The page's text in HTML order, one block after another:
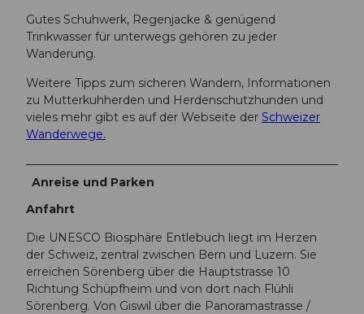
Gutes Schuhwerk, Regenjacke & genügend
Trinkwasser für unterwegs gehören zu jeder
Wanderung.
Weitere Tipps zum sicheren Wandern, Informationen
zu Mutterkuhherden und Herdenschutzhunden und
vieles mehr gibt es auf der Webseite der Schweizer
Wanderwege.
Anreise und Parken
Anfahrt
Die UNESCO Biosphäre Entlebuch liegt im Herzen
der Schweiz, zentral zwischen Bern und Luzern. Sie
erreichen Sörenberg über die Hauptstrasse 10
Richtung Schüpfheim und von dort nach Flühli
Sörenberg. Von Giswil über die Panoramastrasse /